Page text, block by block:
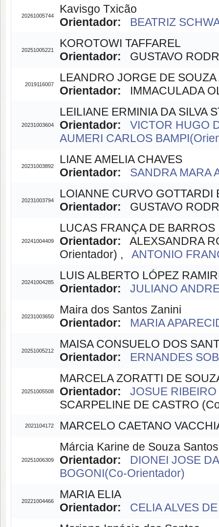
20261005744
Kavisgo Txicão
Orientador:
BEATRIZ
20251005221
KOROTOWI TAFFAREL
Orientador: GUSTAVO
2019116007
LEANDRO JORGE DE SOUZA
Orientador: IMMACULADA
20231003604
LEILIANE ERMINIA DA SILVA
Orientador:
VICTOR HUGO
AUMERI CARLOS
20231003892
LIANE AMELIA CHAVES
Orientador:
SANDRA MARA
20231003794
LOIANNE CURVO GOTTARDI
Orientador: GUSTAVO
20241004409
LUCAS FRANÇA DE BARROS
Orientador: ALEXSANDRA
Orientador) , ANTONIO
20241004285
LUIS ALBERTO LÓPEZ
Orientador:
JULIANO
20231003650
Maira dos Santos Zanini
Orientador:
MARIA
20251005212
MAISA CONSUELO DOS
Orientador:
ERNANDES
20251005508
MARCELA ZORATTI DE
Orientador:
JOSUE
SCARPELINE DE CASTRO
2021104172 MARCELO CAETANO
20251006309
Márcia Karine de Souza Santos
Orientador:
DIONEI JOSE
BOGONI(Co-Orientador)
20221004466
MARIA ELIA
Orientador:
CELIA ALVES